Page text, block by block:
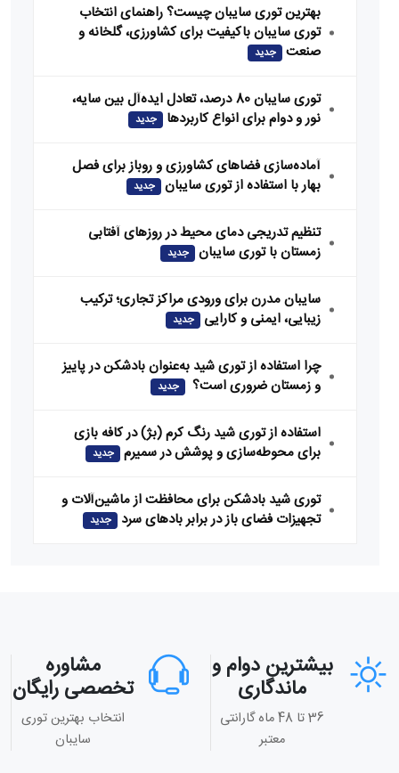
بهترین توری سایبان چیست؟ راهنمای انتخاب
توری سایبان باکیفیت برای کشاورزی، گلخانه و
صنعت جدید
توری سایبان 80 درصد، تعادل ایده‌آل بین سایه،
نور و دوام برای انواع کاربردها
جدید
آماده‌سازی فضاهای کشاورزی و روباز برای فصل
بهار با استفاده از توری سایبان جدید
تنظیم تدریجی دمای محیط در روزهای آفتابی
زمستان با توری سایبان جدید
سایبان مدرن برای ورودی مراکز تجاری؛ ترکیب
زیبایی، ایمنی و کارایی
جدید
چرا استفاده از توری شید به‌عنوان بادشکن در پاییز
و زمستان ضروری است؟
جدید
استفاده از توری شید رنگ کرم (بژ) در کافه‌ بازی
برای محوطه‌سازی و پوشش در سمیرم جدید
توری شید بادشکن برای محافظت از ماشین‌آلات و
تجهیزات فضای باز در برابر بادهای سرد
جدید
بیشترین دوام و
ماندگاری
36 تا 48 ماه گارانتی
معتبر
مشاوره
تخصصی رایگان
انتخاب بهترین توری
سایبان